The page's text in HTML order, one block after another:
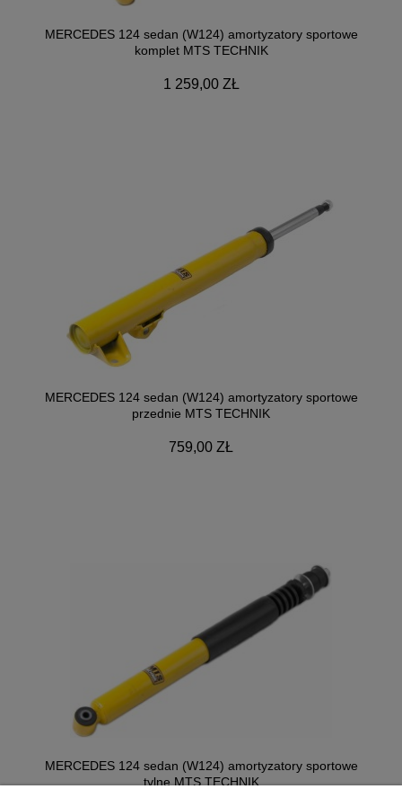
MERCEDES 124 sedan (W124) amortyzatory sportowe
komplet MTS TECHNIK
1 259,00 ZŁ
MERCEDES 124 sedan (W124) amortyzatory sportowe
przednie MTS TECHNIK
759,00 ZŁ
MERCEDES 124 sedan (W124) amortyzatory sportowe
tylne MTS TECHNIK